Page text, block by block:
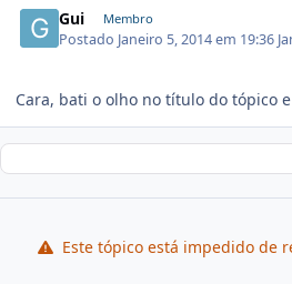
Gui Membro
Postado Janeiro 5, 2014 em 19:36
Cara, bati o olho no título do tópico
Este tópico está impedido de